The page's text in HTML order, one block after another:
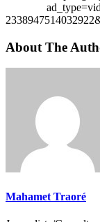
About The
Mahamet Traoré